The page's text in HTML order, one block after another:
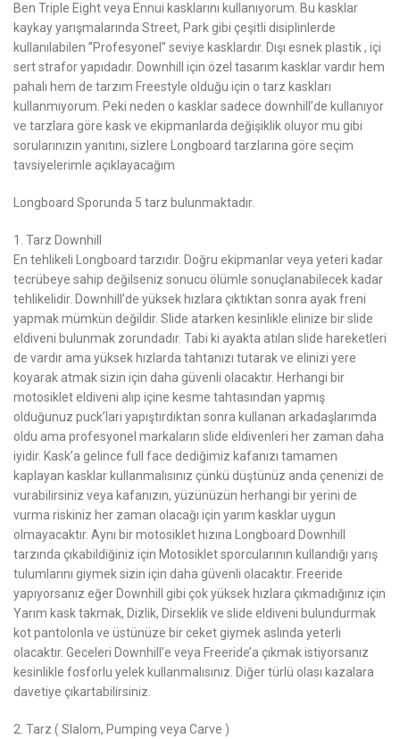
Ben Triple Eight veya Ennui kasklarını kullanıyorum. Bu kasklar
kaykay yarışmalarında Street, Park gibi çeşitli disiplinlerde
kullanılabilen ”Profesyonel” seviye kasklardır. Dışı esnek plastik , içi
sert strafor yapıdadır. Downhill için özel tasarım kasklar vardır hem
pahalı hem de tarzım Freestyle olduğu için o tarz kaskları
kullanmıyorum. Peki neden o kasklar sadece downhill’de kullanıyor
ve tarzlara göre kask ve ekipmanlarda değişiklik oluyor mu gibi
sorularınızın yanıtını, sizlere Longboard tarzlarına göre seçim
tavsiyelerimle açıklayacağım
Longboard Sporunda 5 tarz bulunmaktadır.
1. Tarz Downhill
En tehlikeli Longboard tarzıdır. Doğru ekipmanlar veya yeteri kadar
tecrübeye sahip değilseniz sonucu ölümle sonuçlanabilecek kadar
tehlikelidir. Downhill’de yüksek hızlara çıktıktan sonra ayak freni
yapmak mümkün değildir. Slide atarken kesinlikle elinize bir slide
eldiveni bulunmak zorundadır. Tabi ki ayakta atılan slide hareketleri
de vardır ama yüksek hızlarda tahtanızı tutarak ve elinizi yere
koyarak atmak sizin için daha güvenli olacaktır. Herhangi bir
motosiklet eldiveni alıp içine kesme tahtasından yapmış
olduğunuz puck’lari yapıştırdıktan sonra kullanan arkadaşlarımda
oldu ama profesyonel markaların slide eldivenleri her zaman daha
iyidir. Kask’a gelince full face dediğimiz kafanızı tamamen
kaplayan kasklar kullanmalısınız çünkü düştünüz anda çenenizi de
vurabilirsiniz veya kafanızın, yüzünüzün herhangi bir yerini de
vurma riskiniz her zaman olacağı için yarım kasklar uygun
olmayacaktır. Aynı bir motosiklet hızına Longboard Downhill
tarzında çıkabildiğiniz için Motosiklet sporcularının kullandığı yarış
tulumlarını giymek sizin için daha güvenli olacaktır. Freeride
yapıyorsanız eğer Downhill gibi çok yüksek hızlara çıkmadığınız için
Yarım kask takmak, Dizlik, Dirseklik ve slide eldiveni bulundurmak
kot pantolonla ve üstünüze bir ceket giymek aslında yeterli
olacaktır. Geceleri Downhill’e veya Freeride’a çıkmak istiyorsanız
kesinlikle fosforlu yelek kullanmalısınız. Diğer türlü olası kazalara
davetiye çıkartabilirsiniz.
2. Tarz ( Slalom, Pumping veya Carve )